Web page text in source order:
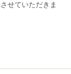
せていただきま